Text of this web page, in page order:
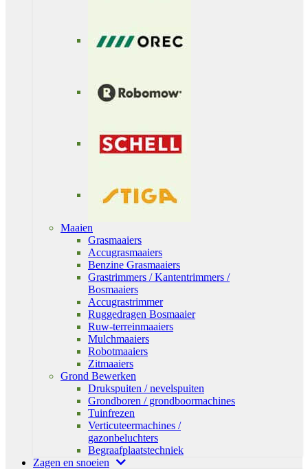
Maaien
Grasmaaiers
Accugrasmaaiers
Benzine Grasmaaiers
Grastrimmers / Kantentrimmers /
Bosmaaiers
Accugrastrimmer
Ruggedragen Bosmaaier
Ruw-terreinmaaiers
Mulchmaaiers
Robotmaaiers
Zitmaaiers
Grond Bewerken
Drukspuiten / nevelspuiten
Grondboren / grondboormachines
Tuinfrezen
Verticuteermachines /
gazonbeluchters
Begraafplaatstechniek
Zagen en snoeien